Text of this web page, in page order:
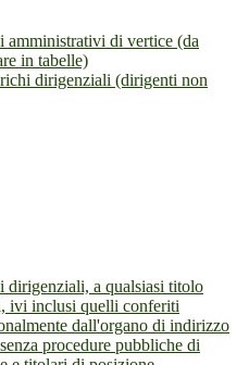
amministrativi di vertice (da
in tabelle)
dirigenziali (dirigenti non
dirigenziali, a qualsiasi titolo
ivi inclusi quelli conferiti
dall'organo di indirizzo
procedure pubbliche di